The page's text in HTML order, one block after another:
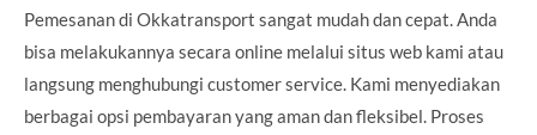
Pemesanan di Okkatransport sangat mudah dan cepat. Anda
bisa melakukannya secara online melalui situs web kami atau
langsung menghubungi customer service. Kami menyediakan
berbagai opsi pembayaran yang aman dan fleksibel. Proses